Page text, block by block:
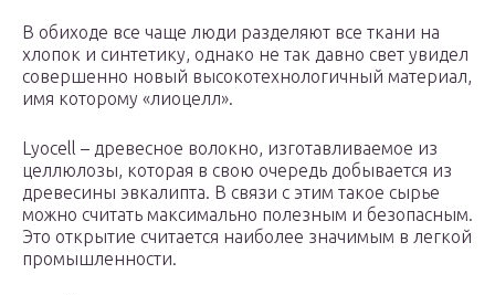
В обиходе все чаще люди разделяют все ткани на
хлопок и синтетику, однако не так давно свет увидел
совершенно новый высокотехнологичный материал,
имя которому «лиоцелл».
Lyocell – древесное волокно, изготавливаемое из
целлюлозы, которая в свою очередь добывается из
древесины эвкалипта. В связи с этим такое сырье
можно считать максимально полезным и безопасным.
Это открытие считается наиболее значимым в легкой
промышленности.